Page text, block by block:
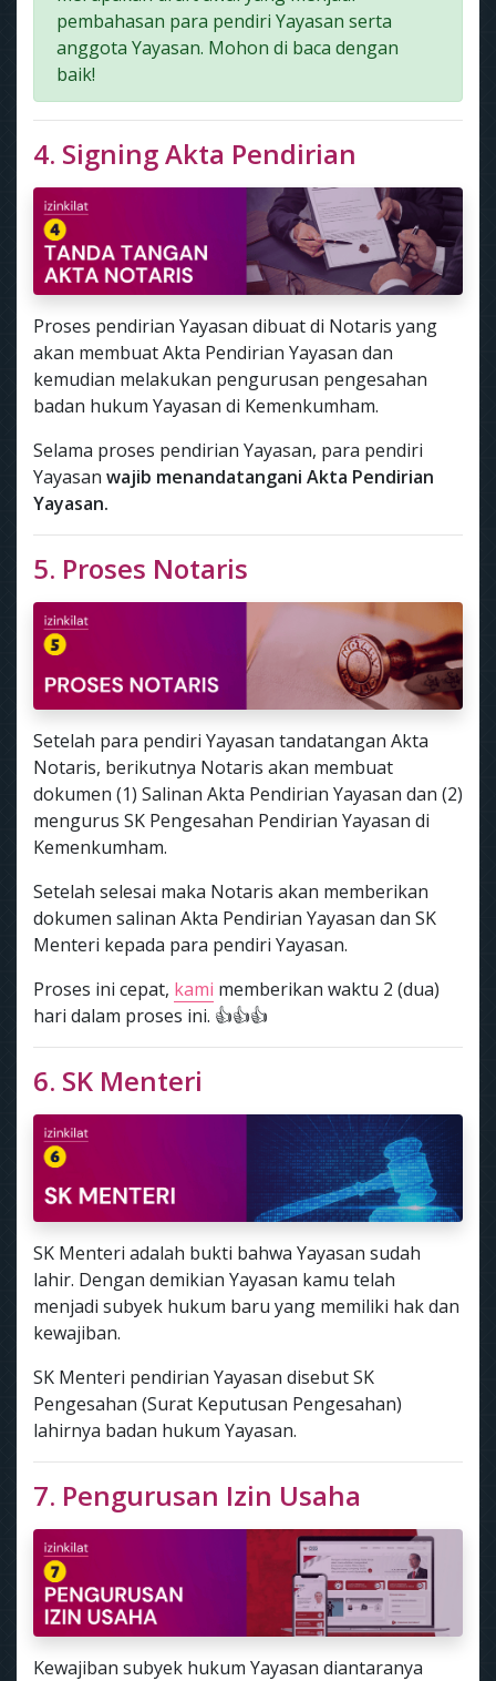
pembahasan para pendiri Yayasan serta
anggota Yayasan. Mohon di baca dengan
baik!
4. Signing Akta Pendirian
Proses pendirian Yayasan dibuat di Notaris yang
akan membuat Akta Pendirian Yayasan dan
kemudian melakukan pengurusan pengesahan
badan hukum Yayasan di Kemenkumham.
Selama proses pendirian Yayasan, para pendiri
Yayasan wajib menandatangani Akta Pendirian
Yayasan.
5. Proses Notaris
Setelah para pendiri Yayasan tandatangan Akta
Notaris, berikutnya Notaris akan membuat
dokumen (1) Salinan Akta Pendirian Yayasan dan (2)
mengurus SK Pengesahan Pendirian Yayasan di
Kemenkumham.
Setelah selesai maka Notaris akan memberikan
dokumen salinan Akta Pendirian Yayasan dan SK
Menteri kepada para pendiri Yayasan.
Proses ini cepat, kami memberikan waktu 2 (dua)
hari dalam proses ini. 👍👍👍
6. SK Menteri
SK Menteri adalah bukti bahwa Yayasan sudah
lahir. Dengan demikian Yayasan kamu telah
menjadi subyek hukum baru yang memiliki hak dan
kewajiban.
SK Menteri pendirian Yayasan disebut SK
Pengesahan (Surat Keputusan Pengesahan)
lahirnya badan hukum Yayasan.
7. Pengurusan Izin Usaha
Kewajiban subyek hukum Yayasan diantaranya